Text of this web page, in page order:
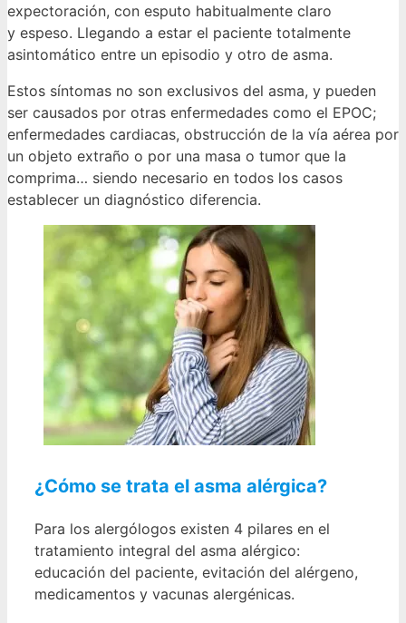
expectoración, con esputo habitualmente claro
y espeso. Llegando a estar el paciente totalmente
asintomático entre un episodio y otro de asma.
Estos síntomas no son exclusivos del asma, y pueden
ser causados por otras enfermedades como el EPOC;
enfermedades cardiacas, obstrucción de la vía aérea por
un objeto extraño o por una masa o tumor que la
comprima… siendo necesario en todos los casos
establecer un diagnóstico diferencia.
¿Cómo se trata el asma alérgica?
Para los alergólogos existen 4 pilares en el
tratamiento integral del asma alérgico:
educación del paciente, evitación del alérgeno,
medicamentos y vacunas alergénicas.